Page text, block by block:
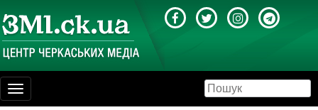
Toggle
navigation